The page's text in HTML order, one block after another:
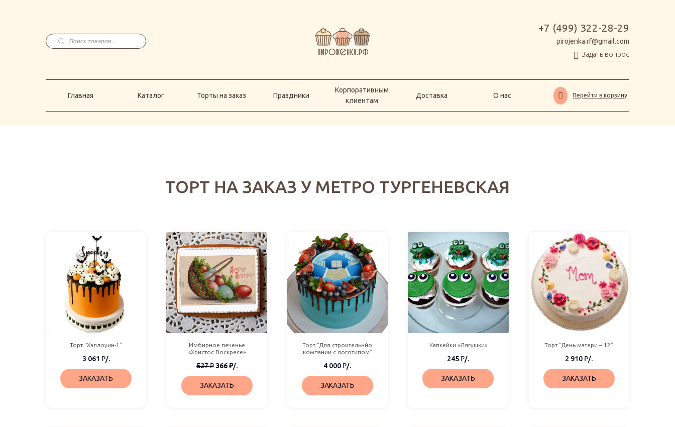
Поиск
товаров
+7 (499) 322-28-29
pirojenka.rf@gmail.com
Задать вопрос
Главная Каталог Торты на заказ Праздники
Корпоративным
клиентам
Доставка О нас Перейти в корзину
ТОРТ НА ЗАКАЗ У МЕТРО ТУРГЕНЕВСКАЯ
Торт “Хэллоуин-1”
3 061 ₽/.
ЗАКАЗАТЬ
Имбирное печенье
«Христос Воскресе»
527₽ 366₽/.
ЗАКАЗАТЬ
Торт “Для строительнйо
компании с логотипом”
4 000₽/.
ЗАКАЗАТЬ
Капкейки «Лягушки»
245₽/.
ЗАКАЗАТЬ
Торт “День матери – 12”
2 910₽/.
ЗАКАЗАТЬ